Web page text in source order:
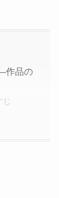
作品の
じ